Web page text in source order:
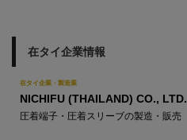
在タイ企業情報
在タイ企業・製造業
NICHIFU (THAILAND) CO., LTD.
圧着端子・圧着スリーブの製造・販売